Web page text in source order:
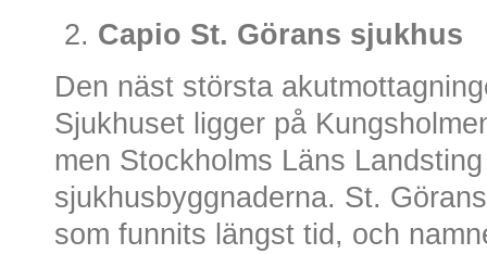
Capio St. Görans sjukhus
Den näst största
Sjukhuset ligger på
men Stockholms Läns
sjukhusbyggnaderna. St.
som funnits längst tid, och